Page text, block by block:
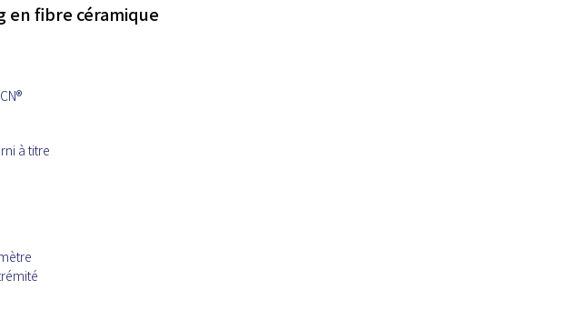
en fibre céramique
à titre